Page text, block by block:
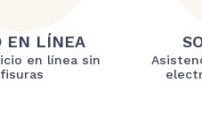
EN LÍNEA
en línea sin
fisuras